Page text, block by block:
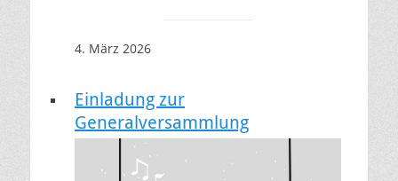
4. März 2026
Einladung zur
Generalversammlung